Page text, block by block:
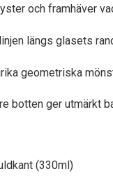
och framhäver
längs glasets
geometriska
botten ger utmärkt
(330ml)